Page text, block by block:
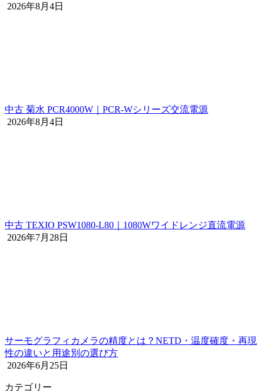
2026年8月4日
中古 菊水 PCR4000W｜PCR-Wシリーズ交流電源
2026年8月4日
中古 TEXIO PSW1080-L80｜1080Wワイドレンジ直流電源
2026年7月28日
サーモグラフィカメラの精度とは？NETD・温度確度・再現
性の違いと用途別の選び方
2026年6月25日
カテゴリー